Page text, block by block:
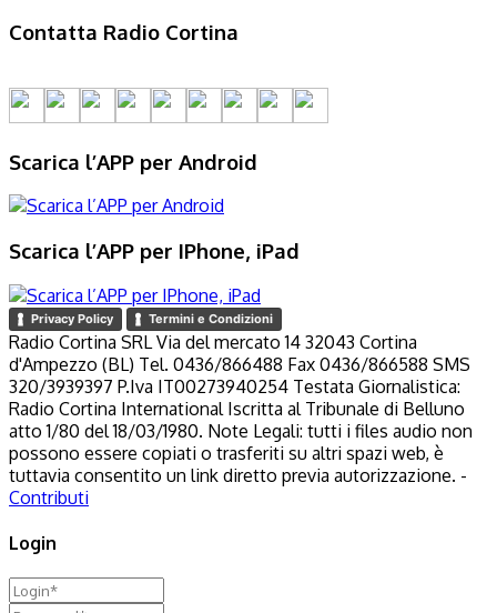
Contatta Radio Cortina
Scarica l’APP per Android
Scarica l’APP per IPhone, iPad
Privacy Policy Termini e Condizioni
Radio Cortina SRL Via del mercato 14 32043 Cortina
d'Ampezzo (BL) Tel. 0436/866488 Fax 0436/866588 SMS
320/3939397 P.Iva IT00273940254 Testata Giornalistica:
Radio Cortina International Iscritta al Tribunale di Belluno
atto 1/80 del 18/03/1980. Note Legali: tutti i files audio non
possono essere copiati o trasferiti su altri spazi web, è
tuttavia consentito un link diretto previa autorizzazione. -
Contributi
Login